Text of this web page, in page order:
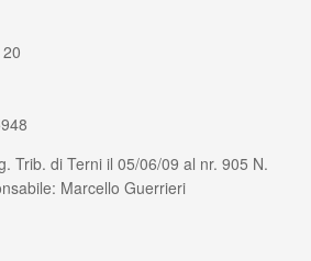
Trib. di Terni il 05/06/09 al nr. 905 N.
Marcello Guerrieri